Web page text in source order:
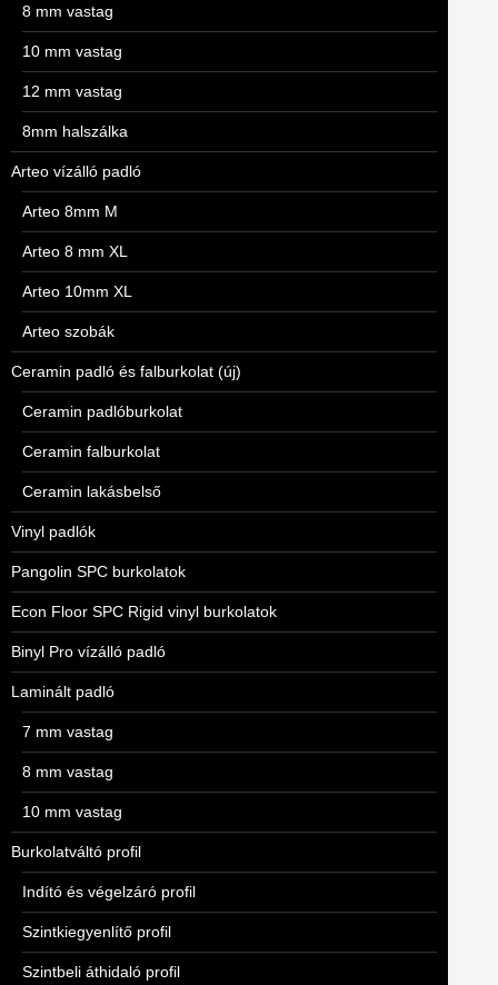
8 mm vastag
10 mm vastag
12 mm vastag
8mm halszálka
Arteo vízálló padló
Arteo 8mm M
Arteo 8 mm XL
Arteo 10mm XL
Arteo szobák
Ceramin padló és falburkolat (új)
Ceramin padlóburkolat
Ceramin falburkolat
Ceramin lakásbelső
Vinyl padlók
Pangolin SPC burkolatok
Econ Floor SPC Rigid vinyl burkolatok
Binyl Pro vízálló padló
Laminált padló
7 mm vastag
8 mm vastag
10 mm vastag
Burkolatváltó profil
Indító és végelzáró profil
Szintkiegyenlítő profil
Szintbeli áthidaló profil